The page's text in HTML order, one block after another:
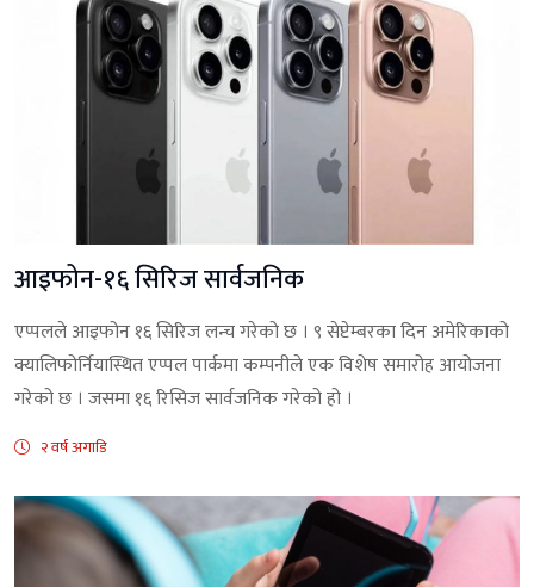
आइफोन-१६ सिरिज सार्वजनिक
एप्पलले आइफोन १६ सिरिज लन्च गरेको छ । ९ सेप्टेम्बरका दिन अमेरिकाको
क्यालिफोर्नियास्थित एप्पल पार्कमा कम्पनीले एक विशेष समारोह आयोजना
गरेको छ । जसमा १६ रिसिज सार्वजनिक गरेको हो ।
२ वर्ष अगाडि